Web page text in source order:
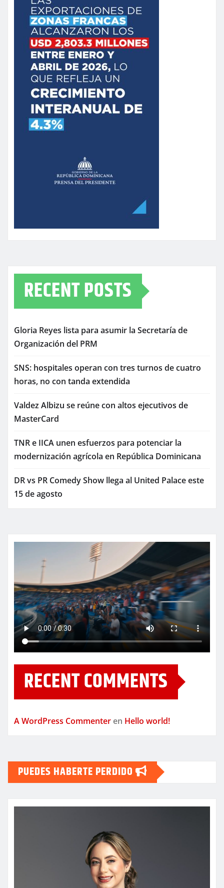
RECENT POSTS
Gloria Reyes lista para asumir la Secretaría de
Organización del PRM
SNS: hospitales operan con tres turnos de cuatro
horas, no con tanda extendida
Valdez Albizu se reúne con altos ejecutivos de
MasterCard
TNR e IICA unen esfuerzos para potenciar la
modernización agrícola en República Dominicana
DR vs PR Comedy Show llega al United Palace este
15 de agosto
RECENT COMMENTS
A WordPress Commenter en Hello world!
PUEDES HABERTE PERDIDO